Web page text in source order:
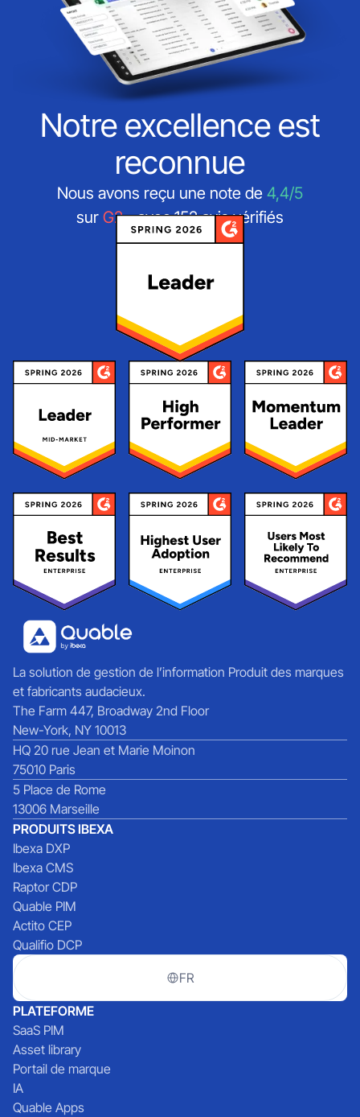
Notre excellence est
reconnue
Nous avons reçu une note de 4,4/5
sur G2- avec 152 avis vérifiés
La solution de gestion de l’information Produit des marques
et fabricants audacieux.
The Farm 447, Broadway 2nd Floor
New-York, NY 10013
HQ 20 rue Jean et Marie Moinon
75010 Paris
5 Place de Rome
13006 Marseille
PRODUITS IBEXA
Ibexa DXP
Ibexa CMS
Raptor CDP
Quable PIM
Actito CEP
Qualifio DCP
FR
PLATEFORME
SaaS PIM
Asset library
Portail de marque
IA
Quable Apps